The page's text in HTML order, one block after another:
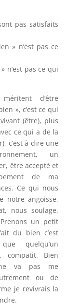
pas satisfaits
» n’est pas ce
n’est pas ce qui
d’être
», c’est ce qui
(être), plus
ce qui a de la
c’est à dire une
un
être accepté et
de ma
Ce qui nous
notre angoisse,
nous soulage,
un petit
du bien c’est
quelqu’un
compatit. Bien
ne va pas me
ou de
je revivrais la